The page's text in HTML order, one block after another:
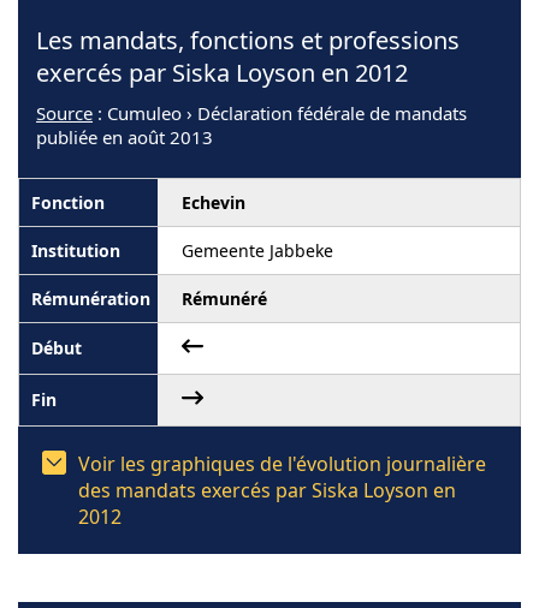
Les mandats, fonctions et professions
exercés par Siska Loyson en 2012
Source : Cumuleo › Déclaration fédérale de mandats
publiée en août 2013
Echevin
Gemeente Jabbeke
Rémunéré
Voir les graphiques de l'évolution journalière
des mandats exercés par Siska Loyson en
2012